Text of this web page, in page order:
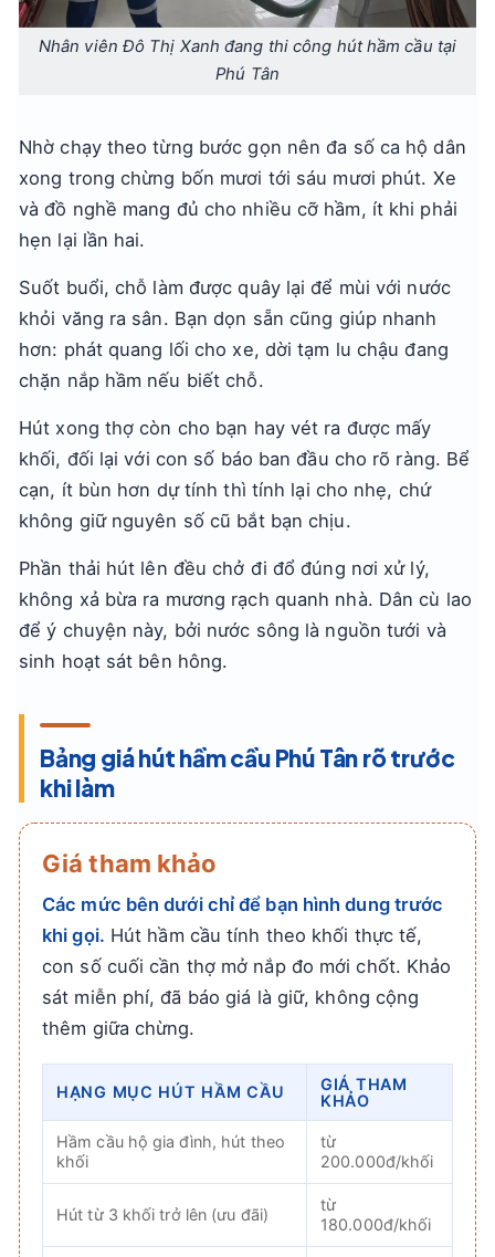
Nhân viên Đô Thị Xanh đang thi công hút hầm cầu tại
Phú Tân
Nhờ chạy theo từng bước gọn nên đa số ca hộ dân
xong trong chừng bốn mươi tới sáu mươi phút. Xe
và đồ nghề mang đủ cho nhiều cỡ hầm, ít khi phải
hẹn lại lần hai.
Suốt buổi, chỗ làm được quây lại để mùi với nước
khỏi văng ra sân. Bạn dọn sẵn cũng giúp nhanh
hơn: phát quang lối cho xe, dời tạm lu chậu đang
chặn nắp hầm nếu biết chỗ.
Hút xong thợ còn cho bạn hay vét ra được mấy
khối, đối lại với con số báo ban đầu cho rõ ràng. Bể
cạn, ít bùn hơn dự tính thì tính lại cho nhẹ, chứ
không giữ nguyên số cũ bắt bạn chịu.
Phần thải hút lên đều chở đi đổ đúng nơi xử lý,
không xả bừa ra mương rạch quanh nhà. Dân cù lao
để ý chuyện này, bởi nước sông là nguồn tưới và
sinh hoạt sát bên hông.
Bảng giá hút hầm cầu Phú Tân rõ trước
khi làm
Giá tham khảo
Các mức bên dưới chỉ để bạn hình dung trước
khi gọi. Hút hầm cầu tính theo khối thực tế,
con số cuối cần thợ mở nắp đo mới chốt. Khảo
sát miễn phí, đã báo giá là giữ, không cộng
thêm giữa chừng.
HẠNG MỤC HÚT HẦM CẦU
GIÁ THAM
KHẢO
Hầm cầu hộ gia đình, hút theo
khối
từ
200.000đ/khối
Hút từ 3 khối trở lên (ưu đãi)
từ
180.000đ/khối